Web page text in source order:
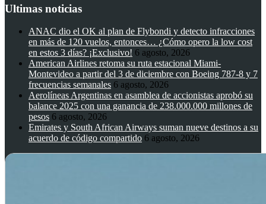
Ultimas noticias
ANAC dio el OK al plan de Flybondi y detecto infracciones
en más de 120 vuelos, entonces… ¿Cómo opero la low cost
en estos 3 días? ¡Exclusivo! 6 agosto, 2026
American Airlines retoma su ruta estacional Miami-
Montevideo a partir del 3 de diciembre con Boeing 787-8 y 7
frecuencias semanales 6 agosto, 2026
Aerolíneas Argentinas en asamblea de accionistas aprobó su
balance 2025 con una ganancia de 238.000.000 millones de
pesos 6 agosto, 2026
Emirates y South African Airways suman nueve destinos a su
acuerdo de código compartido 6 agosto, 2026